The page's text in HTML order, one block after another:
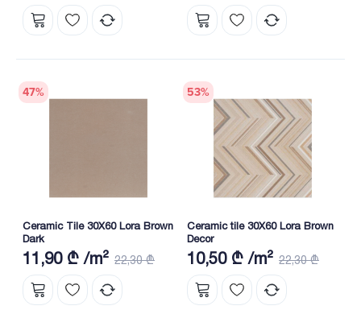
47%
Ceramic Tile 30X60 Lora Brown
Dark
11,90 ₾ /m² 22,30 ₾
53%
Ceramic tile 30X60 Lora Brown
Decor
10,50 ₾ /m² 22,30 ₾